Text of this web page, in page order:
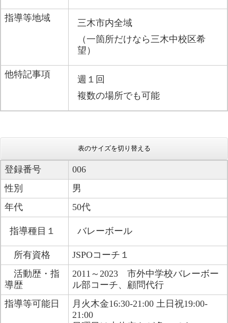
指導等地域
三木市内全域
（一箇所だけなら三木中校区希
望）
他特記事項
週１回
複数の場所でも可能
表のサイズを切り替える
登録番号
006
性別
男
年代
50代
指導種目１ バレーボール
所有資格
JSPOコーチ１​
活動歴・指
導歴
2011～2023 市外中学校バレーボー
ル部コーチ、顧問代行​
指導等可能日
月火木金16:30-21:00 土日祝19:00-
21:00